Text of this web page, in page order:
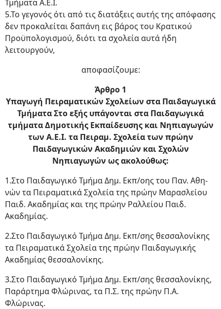
Τμήματα Α.Ε.Ι.
5.Το γεγονός ότι από τις διατάξεις αυτής της απόφασης
δεν προκαλείται δαπάνη εις βάρος του Κρατικού
Προϋπολογισμού, διότι τα σχολεία αυτά ήδη
λειτουργούν,
αποφασίζουμε:
Άρθρο 1
Υπαγωγή Πειραματικών Σχολείων στα Παιδαγωγικά
Τμήματα Στο εξής υπάγονται στα Παιδαγωγικά
τμήματα Δημοτικής Εκπαίδευσης και Νηπιαγωγών
των Α.Ε.Ι. τα Πειραμ. Σχολεία των πρώην
Παιδαγωγικών Ακαδημιών και Σχολών
Νηπιαγωγών ως ακολούθως:
1.Στο Παιδαγωγικό Τμήμα Δημ. Εκπ/οης του Παν. Αθη­
νών τα Πειραματικά Σχολεία της πρώην Μαρασλείου
Παιδ. Ακαδημίας και της πρώην Ραλλείου Παιδ.
Ακαδημίας.
2.Στο Παιδαγωγικό Τμήμα Δημ. Εκπ/σης θεσσαλονίκης
τα Πειραματικά Σχολεία της πρώην Παιδαγωγικής
Ακαδημίας θεσσαλονίκης.
3.Στο Παιδαγωγικό Τμήμα Δημ. Εκπ/σης θεσσαλονίκης,
Παράρτημα Φλώρινας, τα Π.Σ. της πρώην Π.Α.
Φλώρινας.